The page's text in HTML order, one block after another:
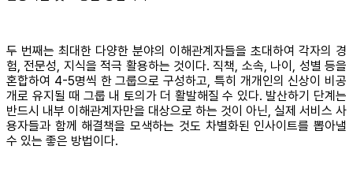
두 번째는 최대한 다양한 분야의 이해관계자들을 초대하여 각자의 경
험, 전문성, 지식을 적극 활용하는 것이다. 직책, 소속, 나이, 성별 등을
혼합하여 4-5명씩 한 그룹으로 구성하고, 특히 개개인의 신상이 비공
개로 유지될 때 그룹 내 토의가 더 활발해질 수 있다. 발산하기 단계는
반드시 내부 이해관계자만을 대상으로 하는 것이 아닌, 실제 서비스 사
용자들과 함께 해결책을 모색하는 것도 차별화된 인사이트를 뽑아낼
수 있는 좋은 방법이다.